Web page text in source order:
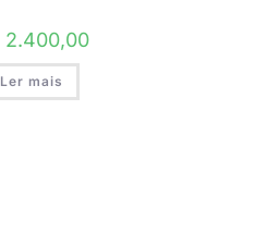
2.400,00
Ler mais